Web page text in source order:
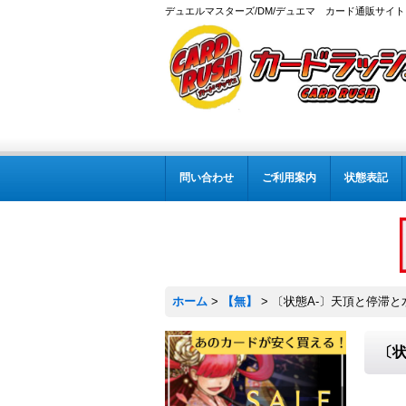
デュエルマスターズ/DM/デュエマ カード通販サイト
問い合わせ ご利用案内 状態表記
ホーム > 【無】 > 〔状態A-〕天頂と停滞
〔